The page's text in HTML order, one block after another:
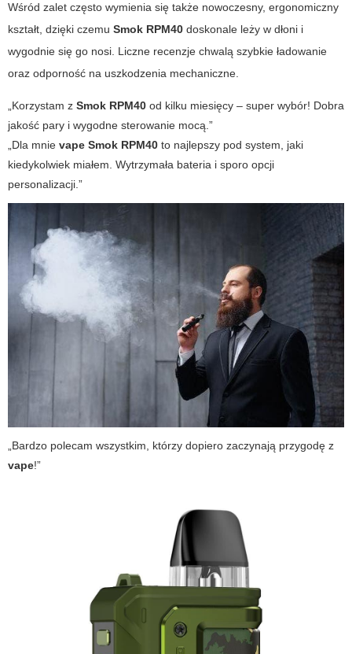
Wśród zalet często wymienia się także nowoczesny, ergonomiczny
kształt, dzięki czemu Smok RPM40 doskonale leży w dłoni i
wygodnie się go nosi. Liczne recenzje chwalą szybkie ładowanie
oraz odporność na uszkodzenia mechaniczne.
„Korzystam z Smok RPM40 od kilku miesięcy – super wybór! Dobra
jakość pary i wygodne sterowanie mocą.”
„Dla mnie vape Smok RPM40 to najlepszy pod system, jaki
kiedykolwiek miałem. Wytrzymała bateria i sporo opcji
personalizacji.”
„Bardzo polecam wszystkim, którzy dopiero zaczynają przygodę z
vape!”